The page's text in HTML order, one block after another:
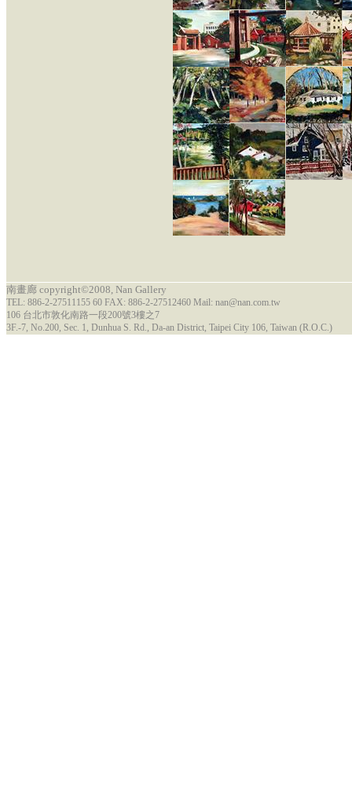
南畫廊 copyright©2008, Nan Gallery
TEL: 886-2-27511155 60 FAX: 886-2-27512460 Mail: nan@nan.com.tw
106 台北市敦化南路一段200號3樓之7
3F.-7, No.200, Sec. 1, Dunhua S. Rd., Da-an District, Taipei City 106, Taiwan (R.O.C.)